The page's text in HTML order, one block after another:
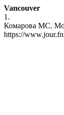
Vancouver
1.
Комарова МС.
https://